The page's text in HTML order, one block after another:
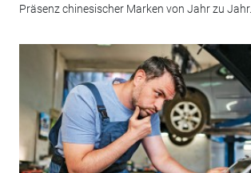
Präsenz chinesischer Marken von Jahr zu Jahr.